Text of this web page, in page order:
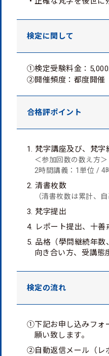
検定に関して
①検定受験料金：
②開催頻度：都度開催
合格評ポイント
1. 梵字講座及び、梵字
＜参加回数の数え方＞
2時間講義：1単位 / 4
2. 清書枚数
（清書枚数は累計、
3. 梵字提出
4. レポート提出、十善
5. 品格（學問継続年
向き合い方、受講態
検定の流れ
①下記お申し込みフォ
願い致します。
②自動返信メール（レ